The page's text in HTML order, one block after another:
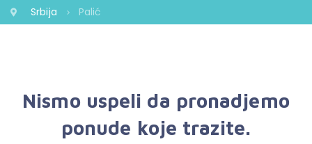
Srbija Palić
Nismo uspeli da pronadjemo
ponude koje trazite.